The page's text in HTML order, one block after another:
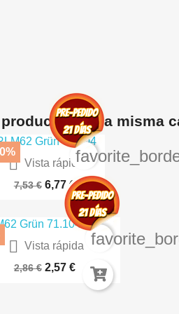
en la misma
 Vista rápida
Vinilo Liquido Full...
7,53 € 6,77 €
 Vista rápida
DM - Redondas 130 Mm
2,86 € 2,57 €